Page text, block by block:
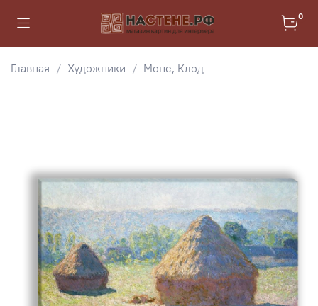
0
Главная Художники Моне, Клод